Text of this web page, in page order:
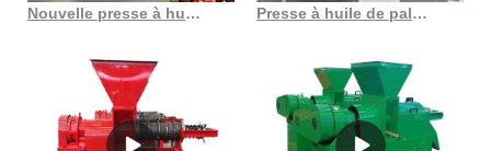
Nouvelle presse à huile de palme presse à huile de palmiste au Burundi Presse à huile de palmiste à économie d’énergie au Costa Rica